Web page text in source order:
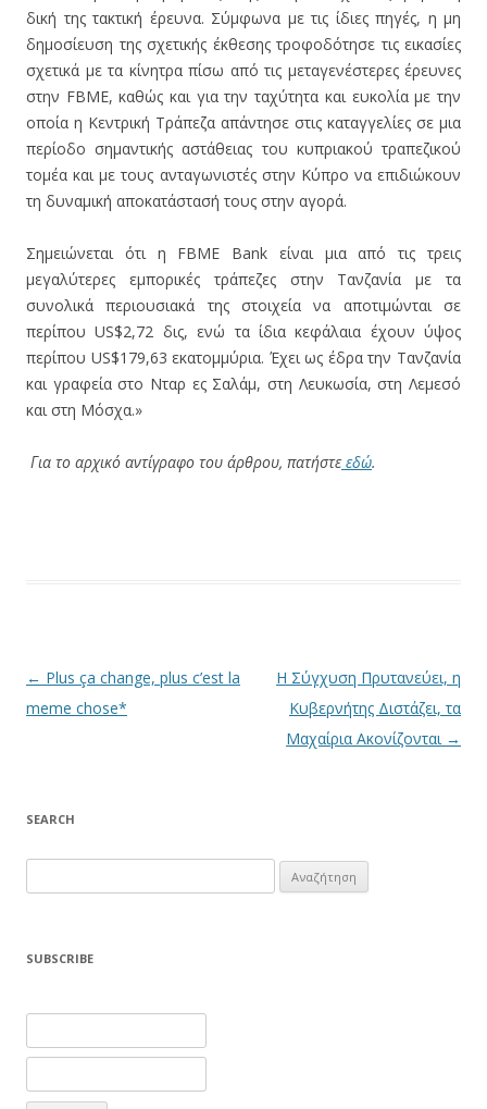
δική της τακτική έρευνα. Σύμφωνα με τις ίδιες πηγές, η μη
δημοσίευση της σχετικής έκθεσης τροφοδότησε τις εικασίες
σχετικά με τα κίνητρα πίσω από τις μεταγενέστερες έρευνες
στην FBME, καθώς και για την ταχύτητα και ευκολία με την
οποία η Κεντρική Τράπεζα απάντησε στις καταγγελίες σε μια
περίοδο σημαντικής αστάθειας του κυπριακού τραπεζικού
τομέα και με τους ανταγωνιστές στην Κύπρο να επιδιώκουν
τη δυναμική αποκατάστασή τους στην αγορά.
Σημειώνεται ότι η FBME Bank είναι μια από τις τρεις
μεγαλύτερες εμπορικές τράπεζες στην Τανζανία με τα
συνολικά περιουσιακά της στοιχεία να αποτιμώνται σε
περίπου US$2,72 δις, ενώ τα ίδια κεφάλαια έχουν ύψος
περίπου US$179,63 εκατομμύρια. Έχει ως έδρα την Τανζανία
και γραφεία στο Νταρ ες Σαλάμ, στη Λευκωσία, στη Λεμεσό
και στη Μόσχα.»
Για το αρχικό αντίγραφο του άρθρου, πατήστεεδώ.
Πλοήγηση άρθρων
← Plus ça change, plus c’est la
meme chose*
Η Σύγχυση Πρυτανεύει, η
Κυβερνήτης Διστάζει, τα
Μαχαίρια Ακονίζονται →
SEARCH
για:
SUBSCRIBE